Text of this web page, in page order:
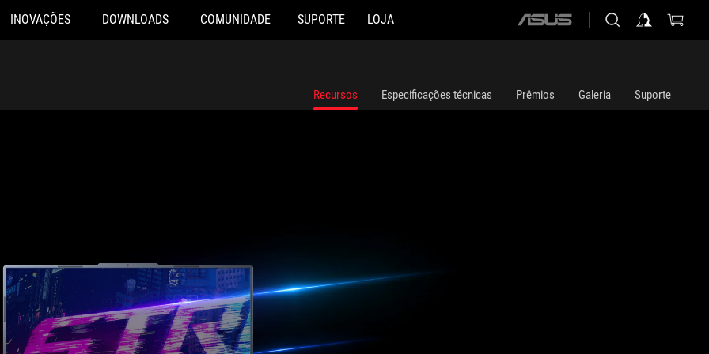
INOVAÇÕES DOWNLOADS COMUNIDADE SUPORTE LOJA
ASUS
Recursos Especificações técnicas Prêmios Galeria Suporte